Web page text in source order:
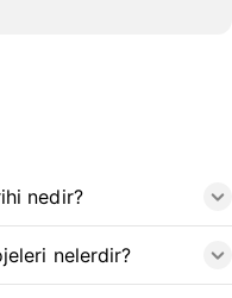
nedir?
nelerdir?